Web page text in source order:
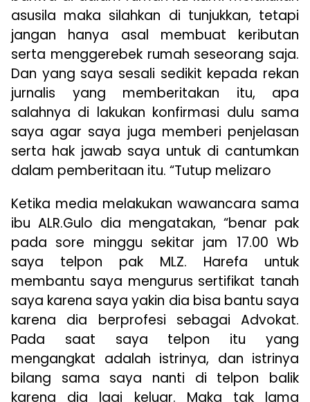
asusila maka silahkan di tunjukkan, tetapi
jangan hanya asal membuat keributan
serta menggerebek rumah seseorang saja.
Dan yang saya sesali sedikit kepada rekan
jurnalis yang memberitakan itu, apa
salahnya di lakukan konfirmasi dulu sama
saya agar saya juga memberi penjelasan
serta hak jawab saya untuk di cantumkan
dalam pemberitaan itu. “Tutup melizaro
Ketika media melakukan wawancara sama
ibu ALR.Gulo dia mengatakan, “benar pak
pada sore minggu sekitar jam 17.00 Wb
saya telpon pak MLZ. Harefa untuk
membantu saya mengurus sertifikat tanah
saya karena saya yakin dia bisa bantu saya
karena dia berprofesi sebagai Advokat.
Pada saat saya telpon itu yang
mengangkat adalah istrinya, dan istrinya
bilang sama saya nanti di telpon balik
karena dia lagi keluar. Maka tak lama